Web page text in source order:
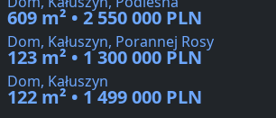
609 m² • 2 550 000 PLN
Dom, Kałuszyn, Porannej Rosy
123 m² • 1 300 000 PLN
Dom, Kałuszyn
122 m² • 1 499 000 PLN